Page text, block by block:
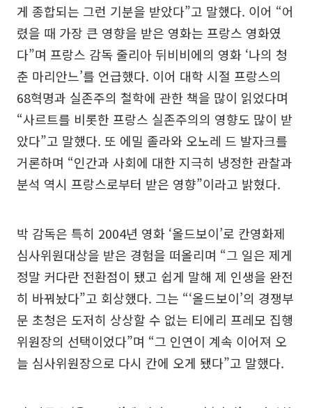
게 종합되는 그런 기분을 받았다”고 말했다. 이어 “어
렸을 때 가장 큰 영향을 받은 영화는 프랑스 영화였
다”며 프랑스 감독 줄리아 뒤비비에의 영화 ‘나의 청
춘 마리안느’를 언급했다. 이어 대학 시절 프랑스의
68혁명과 실존주의 철학에 관한 책을 많이 읽었다며
“사르트를 비롯한 프랑스 실존주의의 영향도 많이 받
았다”고 말했다. 또 에밀 졸라와 오노레 드 발자크를
거론하며 “인간과 사회에 대한 지극히 냉정한 관찰과
분석 역시 프랑스로부터 받은 영향”이라고 밝혔다.
박 감독은 특히 2004년 영화 ‘올드보이’로 칸영화제
심사위원대상을 받은 경험을 떠올리며 “그 일은 제게
정말 커다란 전환점이 됐고 쉽게 말해 제 인생을 완전
히 바꿔놨다”고 회상했다. 그는 “‘올드보이’의 경쟁부
문 초청은 도저히 상상할 수 없는 티에리 프레모 집행
위원장의 선택이었다”며 “그 인연이 계속 이어져 오
늘 심사위원장으로 다시 칸에 오게 됐다”고 말했다.